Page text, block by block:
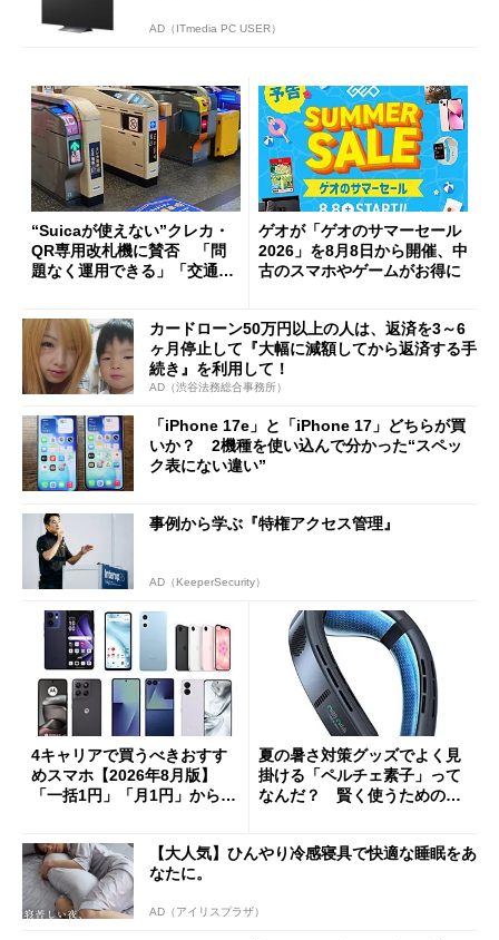
AD（ITmedia PC USER）
“Suicaが使えない”クレカ・
QR専用改札機に賛否 「問
題なく運用できる」「交通系I
ゲオが「ゲオのサマーセール
2026」を8月8日から開催、中
古のスマホやゲームがお得に
カードローン50万円以上の人は、返済を3～6
ヶ月停止して『大幅に減額してから返済する手
続き』を利用して！
AD（渋谷法務総合事務所）
「iPhone 17e」と「iPhone 17」どちらが買
いか？ 2機種を使い込んで分かった“スペッ
ク表にない違い”
事例から学ぶ『特権アクセス管理』
AD（KeeperSecurity）
4キャリアで買うべきおすす
めスマホ【2026年8月版】
「一括1円」「月1円」からお
夏の暑さ対策グッズでよく見
掛ける「ペルチェ素子」って
なんだ？ 賢く使うための注
【大人気】ひんやり冷感寝具で快適な睡眠をあ
なたに。
AD（アイリスプラザ）